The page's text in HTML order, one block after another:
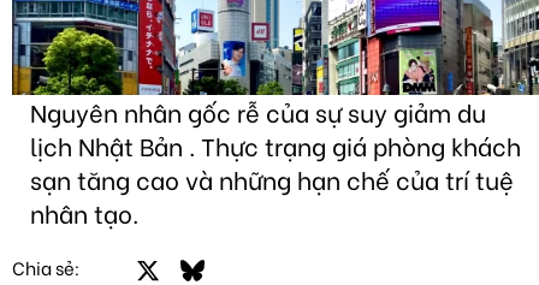
Nguyên nhân gốc rễ của sự suy giảm du
lịch Nhật Bản . Thực trạng giá phòng khách
sạn tăng cao và những hạn chế của trí tuệ
nhân tạo.
Chia sẻ: FacebookBluesky